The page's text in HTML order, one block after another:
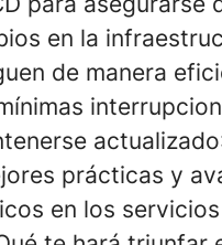
en la
de manera
actualizado
prácticas y
en los